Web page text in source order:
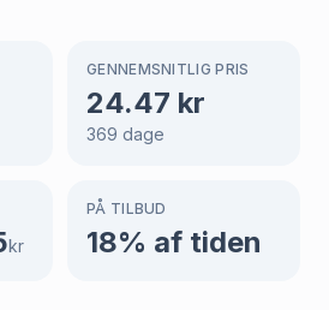
GENNEMSNITLIG PRIS
24.47 kr
369 dage
kr
PÅ TILBUD
18% af tiden